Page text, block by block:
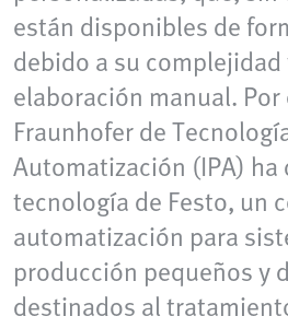
están disponibles de
debido a su complejidad
elaboración manual.
Fraunhofer de
Automatización (IPA)
tecnología de Festo, un
automatización para
producción pequeños y
destinados al